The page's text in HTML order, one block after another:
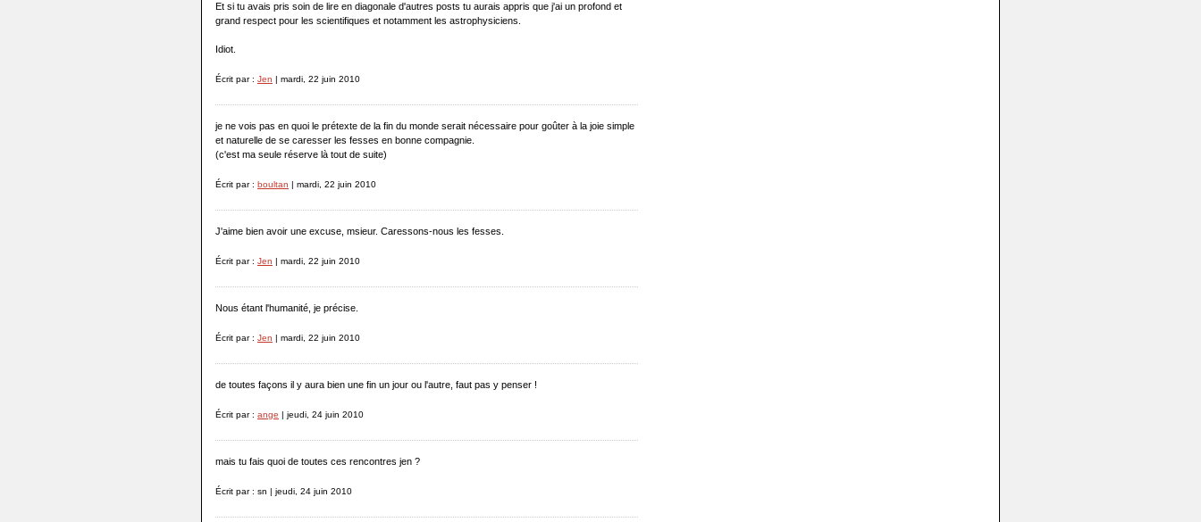
Et si tu avais pris soin de lire en diagonale d'autres posts tu aurais appris que j'ai un profond et
grand respect pour les scientifiques et notamment les astrophysiciens.
Idiot.
Écrit par : Jen | mardi, 22 juin 2010
je ne vois pas en quoi le prétexte de la fin du monde serait nécessaire pour goûter à la joie simple
et naturelle de se caresser les fesses en bonne compagnie.
(c'est ma seule réserve là tout de suite)
Écrit par : boultan | mardi, 22 juin 2010
J'aime bien avoir une excuse, msieur. Caressons-nous les fesses.
Écrit par : Jen | mardi, 22 juin 2010
Nous étant l'humanité, je précise.
Écrit par : Jen | mardi, 22 juin 2010
de toutes façons il y aura bien une fin un jour ou l'autre, faut pas y penser !
Écrit par : ange | jeudi, 24 juin 2010
mais tu fais quoi de toutes ces rencontres jen ?
Écrit par : sn | jeudi, 24 juin 2010